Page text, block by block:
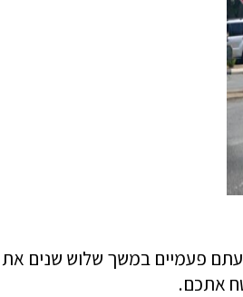
פעמיים במשך שלוש שנים את
אתכם.